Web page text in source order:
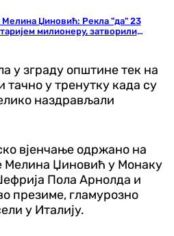
Мелина Џиновић: Рекла "да" 23
милионеру, затворили
њих
у зграду општине тек на
тачно у тренутку када су
наздрављали
вјенчање одржано на
Мелина Џиновић у Монаку
Пола Арнолда и
презиме, гламурозно
у Италију.